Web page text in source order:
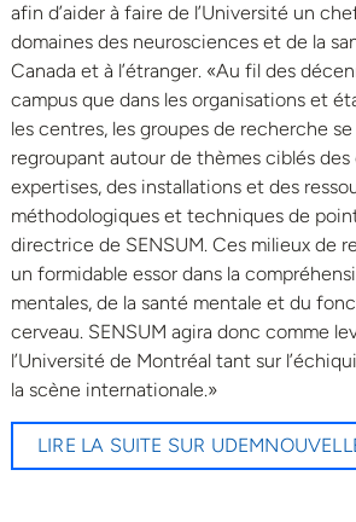
afin d’aider à faire de l’Université un
domaines des neurosciences et de la
Canada et à l’étranger. «Au fil des
campus que dans les organisations et
les centres, les groupes de recherche
regroupant autour de thèmes ciblés des
expertises, des installations et des
méthodologiques et techniques de
directrice de SENSUM. Ces milieux de
un formidable essor dans la
mentales, de la santé mentale et du
cerveau. SENSUM agira donc comme
l’Université de Montréal tant sur
la scène internationale.»
LIRE LA SUITE SUR